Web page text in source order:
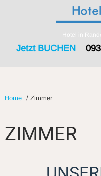
Hotel in
Jetzt BUCHEN
Home / Zimmer
ZIMMER